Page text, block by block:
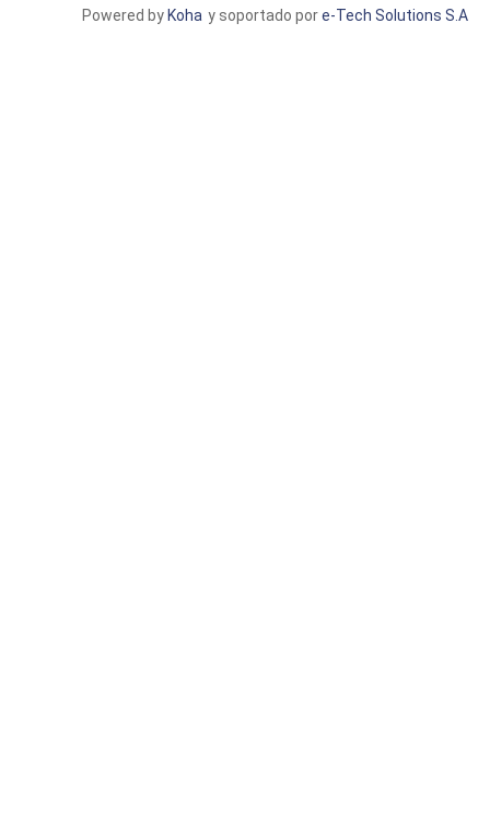
y soportado pore-Tech Solutions S.A
Powered by Koha